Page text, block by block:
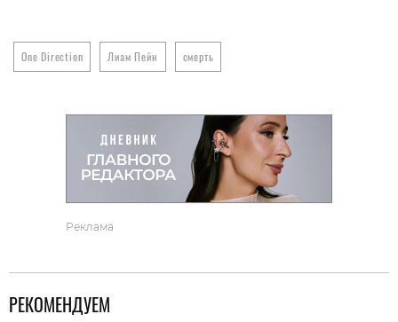
One Direction Лиам Пейн смерть
Реклама
РЕКОМЕНДУЕМ